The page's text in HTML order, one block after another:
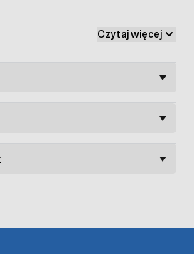
zostało wplecionych 6
Doskonała przewodność
się do ogrodzeń elektrycznych
owiec oraz wielu innych zwierząt
sarnami czy jeleniami. Montaż
Czytaj więcej